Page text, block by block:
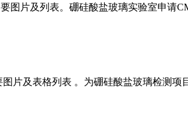
图片及列表。硼硅酸盐玻璃实验室申请
片及表格列表 。为硼硅酸盐玻璃检测项